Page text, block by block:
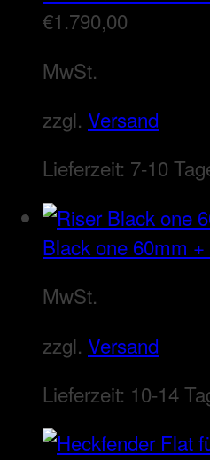
€1.790,00
MwSt.
zzgl. Versand
Lieferzeit: 7-10
Black one 60mm
MwSt.
zzgl. Versand
Lieferzeit: 10-14